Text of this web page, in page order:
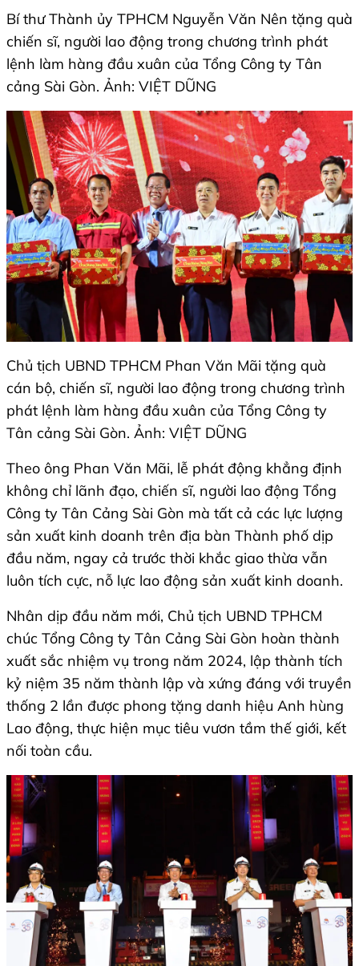
Bí thư Thành ủy TPHCM Nguyễn Văn Nên tặng quà
chiến sĩ, người lao động trong chương trình phát
lệnh làm hàng đầu xuân của Tổng Công ty Tân
cảng Sài Gòn. Ảnh: VIỆT DŨNG
Chủ tịch UBND TPHCM Phan Văn Mãi tặng quà
cán bộ, chiến sĩ, người lao động trong chương trình
phát lệnh làm hàng đầu xuân của Tổng Công ty
Tân cảng Sài Gòn. Ảnh: VIỆT DŨNG
Theo ông Phan Văn Mãi, lễ phát động khẳng định
không chỉ lãnh đạo, chiến sĩ, người lao động Tổng
Công ty Tân Cảng Sài Gòn mà tất cả các lực lượng
sản xuất kinh doanh trên địa bàn Thành phố dịp
đầu năm, ngay cả trước thời khắc giao thừa vẫn
luôn tích cực, nỗ lực lao động sản xuất kinh doanh.
Nhân dịp đầu năm mới, Chủ tịch UBND TPHCM
chúc Tổng Công ty Tân Cảng Sài Gòn hoàn thành
xuất sắc nhiệm vụ trong năm 2024, lập thành tích
kỷ niệm 35 năm thành lập và xứng đáng với truyền
thống 2 lần được phong tặng danh hiệu Anh hùng
Lao động, thực hiện mục tiêu vươn tầm thế giới, kết
nối toàn cầu.